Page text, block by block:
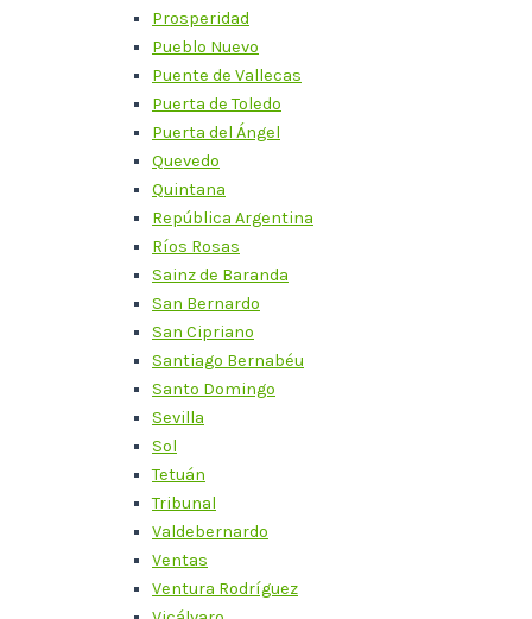
Prosperidad
Pueblo Nuevo
Puente de Vallecas
Puerta de Toledo
Puerta del Ángel
Quevedo
Quintana
República Argentina
Ríos Rosas
Sainz de Baranda
San Bernardo
San Cipriano
Santiago Bernabéu
Santo Domingo
Sevilla
Sol
Tetuán
Tribunal
Valdebernardo
Ventas
Ventura Rodríguez